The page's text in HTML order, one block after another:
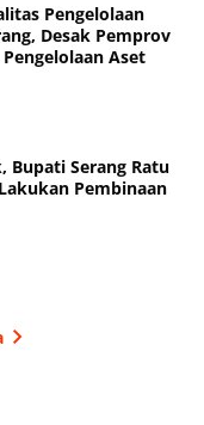
Pengelolaan
Desak Pemprov
Aset
Bupati Serang Ratu
Pembinaan